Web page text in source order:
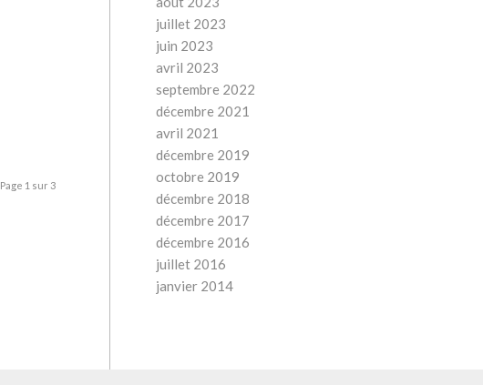
Page 1 sur 3
juillet 2023
juin 2023
avril 2023
septembre 2022
décembre 2021
avril 2021
décembre 2019
octobre 2019
décembre 2018
décembre 2017
décembre 2016
juillet 2016
janvier 2014